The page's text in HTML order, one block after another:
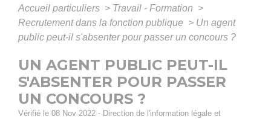
Accueil particuliers > Travail - Formation >
Recrutement dans la fonction publique > Un agent
public peut-il s'absenter pour passer un concours ?
UN AGENT PUBLIC PEUT-IL
S'ABSENTER POUR PASSER
UN CONCOURS ?
Vérifié le 08 Nov 2022 - Direction de l'information légale et